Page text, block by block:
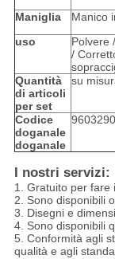
Maniglia
Manico
uso
Polvere
/
Quantità
di articoli
per set
su
Codice
doganale
doganale
I nostri servizi:
1. Gratuito per fare
2. Sono disponibili
3. Disegni e
4. Sono disponibili
5. Conformità agli
qualità e agli